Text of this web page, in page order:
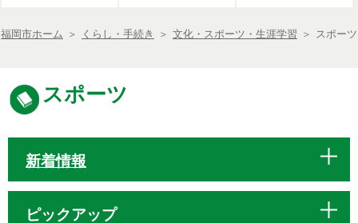
福岡市ホーム ＞ くらし・手続き ＞ 文化・スポーツ・生涯学習 ＞ スポーツ
スポーツ
新着情報
ピックアップ